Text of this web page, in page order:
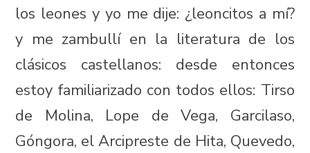
los leones y yo me dije: ¿leoncitos a mí?
y me zambullí en la literatura de los
clásicos castellanos: desde entonces
estoy familiarizado con todos ellos: Tirso
de Molina, Lope de Vega, Garcilaso,
Góngora, el Arcipreste de Hita, Quevedo,